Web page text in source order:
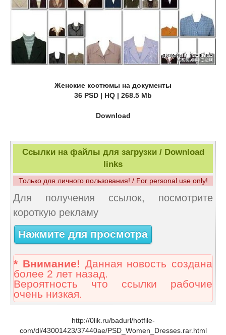
Женские костюмы на документы
36 PSD | HQ | 268.5 Mb
Download
Ссылки на файлы для загрузки / Download
links
Только для личного пользования! / For personal use only!
Для получения ссылок, посмотрите
короткую рекламу
Нажмите для просмотра
* Внимание! Данная новость создана
более 2 лет назад.
Вероятность что ссылки рабочие
очень низкая.
http://0lik.ru/badurl/hotfile-
com/dl/43001423/37440ae/PSD_Women_Dresses.rar.html